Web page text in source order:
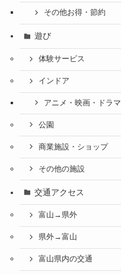
その他お得・節約
遊び
体験サービス
インドア
アニメ・映画・ドラマ
公園
商業施設・ショップ
その他の施設
交通アクセス
富山→県外
県外→富山
富山県内の交通